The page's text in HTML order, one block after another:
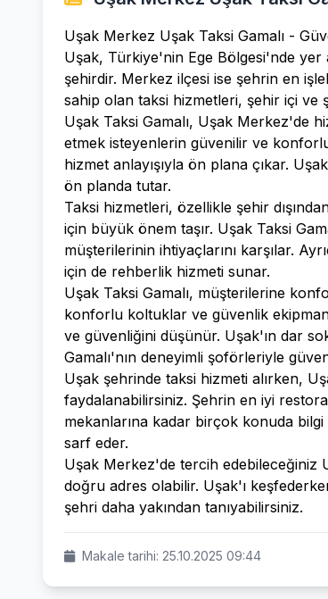
Uşak Merkez Uşak Taksi Gamalı -
Uşak, Türkiye'nin Ege Bölgesi'nde
şehirdir. Merkez ilçesi ise şehrin en
sahip olan taksi hizmetleri, şehir içi ve
Uşak Taksi Gamalı, Uşak Merkez'de
etmek isteyenlerin güvenilir ve
hizmet anlayışıyla ön plana çıkar.
ön planda tutar.
Taksi hizmetleri, özellikle şehir
için büyük önem taşır. Uşak Taksi
müşterilerinin ihtiyaçlarını karşılar.
için de rehberlik hizmeti sunar.
Uşak Taksi Gamalı, müşterilerine
konforlu koltuklar ve güvenlik
ve güvenliğini düşünür. Uşak'ın dar
Gamalı'nın deneyimli şoförleriyle
Uşak şehrinde taksi hizmeti alırken,
faydalanabilirsiniz. Şehrin en iyi
mekanlarına kadar birçok konuda
sarf eder.
Uşak Merkez'de tercih edebileceğiniz
doğru adres olabilir. Uşak'ı
şehri daha yakından tanıyabilirsiniz.
Makale tarihi: 25.10.2025 09:44